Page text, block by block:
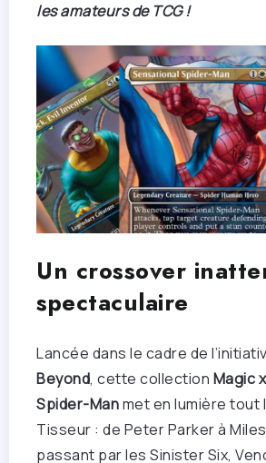
les amateurs de TCG !
Un crossover
spectaculaire
Lancée dans le cadre de
Beyond, cette collection Magic
Spider-Manmet en lumière tout
Tisseur : de Peter Parker à
passant par les Sinister Six,